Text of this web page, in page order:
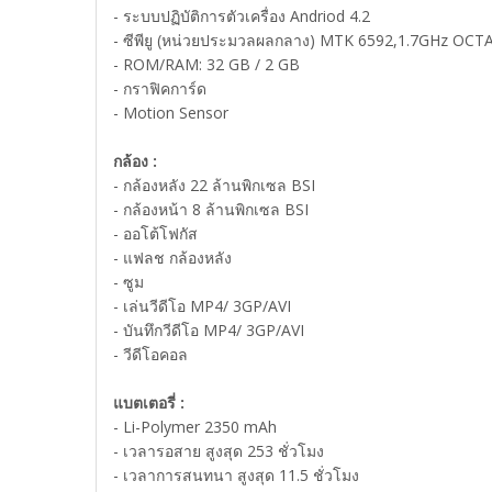
- ระบบปฏิบัติการตัวเครื่อง Andriod 4.2
- ซีพียู (หน่วยประมวลผลกลาง) MTK 6592,1.7GHz
- ROM/RAM: 32 GB / 2 GB
- กราฟิคการ์ด
- Motion Sensor
กล้อง :
- กล้องหลัง 22 ล้านพิกเซล BSI
- กล้องหน้า 8 ล้านพิกเซล BSI
- ออโต้โฟกัส
- แฟลช กล้องหลัง
- ซูม
- เล่นวีดีโอ MP4/ 3GP/AVI
- บันทึกวีดีโอ MP4/ 3GP/AVI
- วีดีโอคอล
แบตเตอรี่ :
- Li-Polymer 2350 mAh
- เวลารอสาย สูงสุด 253 ชั่วโมง
- เวลาการสนทนา สูงสุด 11.5 ชั่วโมง